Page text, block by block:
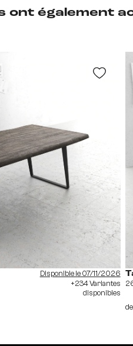
ont également
Disponible le 07/11/2026
+234 Variantes
disponibles
de